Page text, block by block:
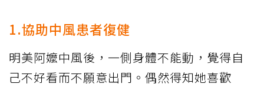
1.協助中風患者復健
明美阿嬤中風後，一側身體不能動，覺得自
己不好看而不願意出門。偶然得知她喜歡